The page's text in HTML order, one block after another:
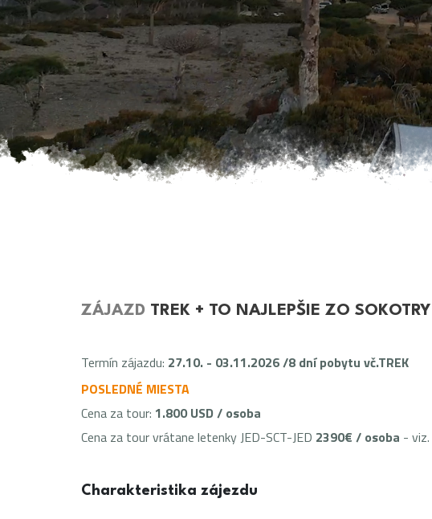
ZÁJAZD TREK + TO NAJLEPŠIE ZO SOKOTRY
Termín zájazdu: 27.10. - 03.11.2026 /8 dní pobytu vč.TREK
POSLEDNÉ MIESTA
Cena za tour: 1.800 USD / osoba
Cena za tour vrátane letenky JED-SCT-JED 2390€ / osoba - viz.
Charakteristika zájezdu